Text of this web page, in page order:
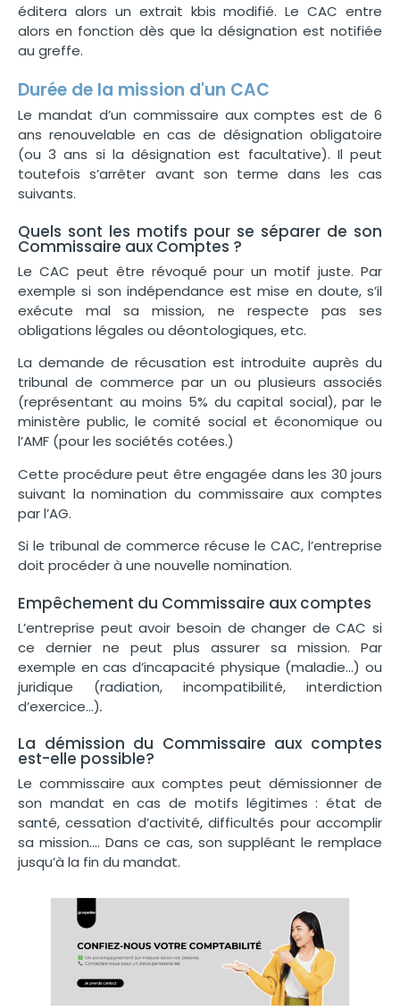
éditera alors un extrait kbis modifié. Le CAC entre
alors en fonction dès que la désignation est notifiée
au greffe.
Durée de la mission d'un CAC
Le mandat d’un commissaire aux comptes est de 6
ans renouvelable en cas de désignation obligatoire
(ou 3 ans si la désignation est facultative). Il peut
toutefois s’arrêter avant son terme dans les cas
suivants.
Quels sont les motifs pour se séparer de son
Commissaire aux Comptes ?
Le CAC peut être révoqué pour un motif juste. Par
exemple si son indépendance est mise en doute, s’il
exécute mal sa mission, ne respecte pas ses
obligations légales ou déontologiques, etc.
La demande de récusation est introduite auprès du
tribunal de commerce par un ou plusieurs associés
(représentant au moins 5% du capital social), par le
ministère public, le comité social et économique ou
l’AMF (pour les sociétés cotées.)
Cette procédure peut être engagée dans les 30 jours
suivant la nomination du commissaire aux comptes
par l’AG.
Si le tribunal de commerce récuse le CAC, l’entreprise
doit procéder à une nouvelle nomination.
Empêchement du Commissaire aux comptes
L’entreprise peut avoir besoin de changer de CAC si
ce dernier ne peut plus assurer sa mission. Par
exemple en cas d’incapacité physique (maladie…) ou
juridique (radiation, incompatibilité, interdiction
d’exercice…).
La démission du Commissaire aux comptes
est-elle possible?
Le commissaire aux comptes peut démissionner de
son mandat en cas de motifs légitimes : état de
santé, cessation d’activité, difficultés pour accomplir
sa mission…. Dans ce cas, son suppléant le remplace
jusqu’à la fin du mandat.